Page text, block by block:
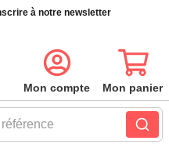
à notre newsletter
Mon compte Mon panier